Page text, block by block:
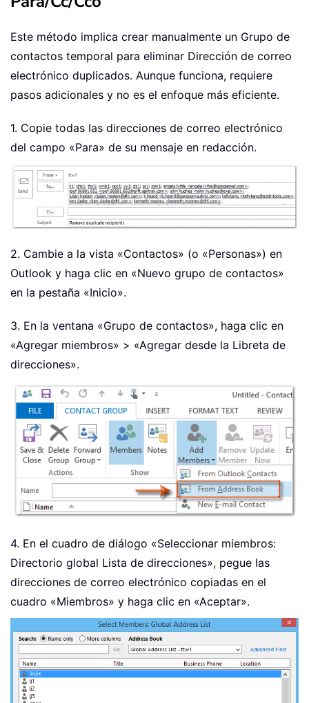
Este método implica crear manualmente un Grupo de
contactos temporal para eliminar Dirección de correo
electrónico duplicados. Aunque funciona, requiere
pasos adicionales y no es el enfoque más eficiente.
1. Copie todas las direcciones de correo electrónico
del campo «Para» de su mensaje en redacción.
2. Cambie a la vista «Contactos» (o «Personas») en
Outlook y haga clic en «Nuevo grupo de contactos»
en la pestaña «Inicio».
3. En la ventana «Grupo de contactos», haga clic en
«Agregar miembros» > «Agregar desde la Libreta de
direcciones».
4. En el cuadro de diálogo «Seleccionar miembros:
Directorio global Lista de direcciones», pegue las
direcciones de correo electrónico copiadas en el
cuadro «Miembros» y haga clic en «Aceptar».